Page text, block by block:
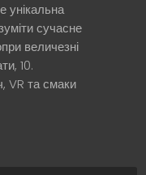
унікальна
сучасне
величезні
10.
VR та смаки